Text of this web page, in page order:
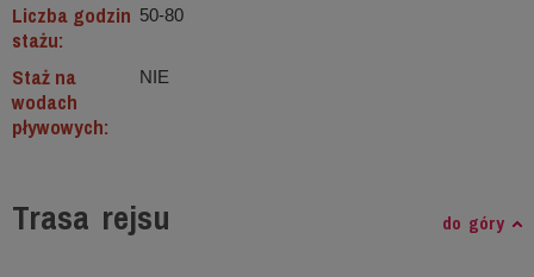
Liczba godzin
stażu:
50-80
Staż na
wodach
pływowych:
NIE
Trasa rejsu do góry